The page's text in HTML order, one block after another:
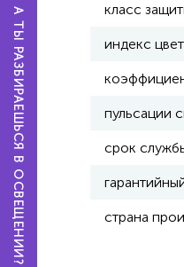
класс
индекс
пульсации
срок
страна
А ТЫ РАЗБИРАЕШЬСЯ В ОСВЕЩЕНИИ?